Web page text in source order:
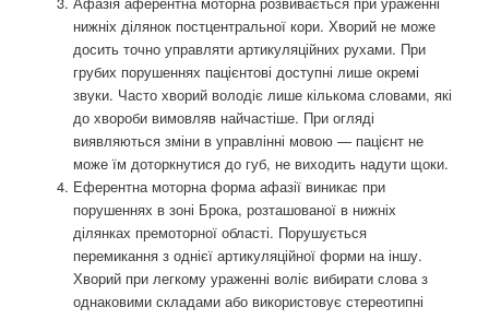
нижніх ділянок постцентральної кори. Хворий не може
досить точно управляти артикуляційних рухами. При
грубих порушеннях пацієнтові доступні лише окремі
звуки. Часто хворий володіє лише кількома словами, які
до хвороби вимовляв найчастіше. При огляді
виявляються зміни в управлінні мовою — пацієнт не
може їм доторкнутися до губ, не виходить надути щоки.
Еферентна моторна форма афазії виникає при
порушеннях в зоні Брока, розташованої в нижніх
ділянках премоторної області. Порушується
перемикання з однієї артикуляційної форми на іншу.
Хворий при легкому ураженні воліє вибирати слова з
однаковими складами або використовує стереотипні